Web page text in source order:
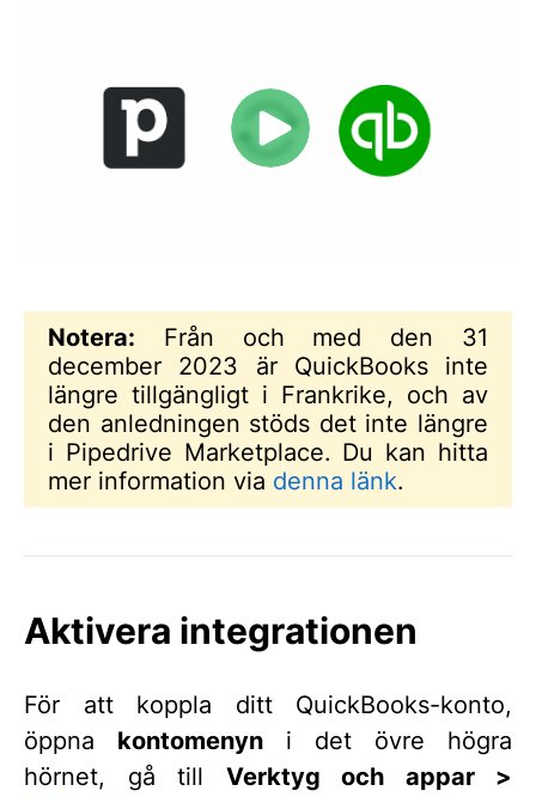
Notera: Från och med den 31
december 2023 är QuickBooks inte
längre tillgängligt i Frankrike, och av
den anledningen stöds det inte längre
i Pipedrive Marketplace. Du kan hitta
mer information via denna länk.
Aktivera integrationen
För att koppla ditt QuickBooks-konto,
öppna kontomenyn i det övre högra
hörnet, gå till Verktyg och appar >